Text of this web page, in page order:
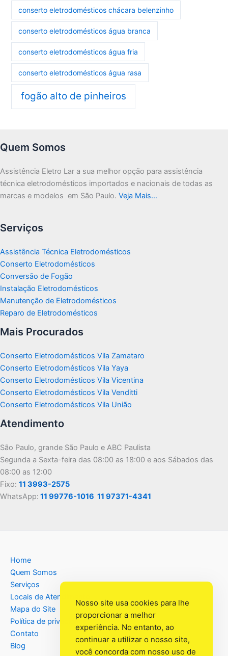
conserto eletrodomésticos chácara belenzinho
conserto eletrodomésticos água branca
conserto eletrodomésticos água fria
conserto eletrodomésticos água rasa
fogão alto de pinheiros
Quem Somos
Assistência Eletro Lar a sua melhor opção para assistência
técnica eletrodomésticos importados e nacionais de todas as
marcas e modelos em São Paulo. Veja Mais…
Serviços
Assistência Técnica Eletrodomésticos
Conserto Eletrodomésticos
Conversão de Fogão
Instalação Eletrodomésticos
Manutenção de Eletrodomésticos
Reparo de Eletrodomésticos
Mais Procurados
Conserto Eletrodomésticos Vila Zamataro
Conserto Eletrodomésticos Vila Yaya
Conserto Eletrodomésticos Vila Vicentina
Conserto Eletrodomésticos Vila Venditti
Conserto Eletrodomésticos Vila União
Atendimento
São Paulo, grande São Paulo e ABC Paulista
Segunda a Sexta-feira das 08:00 as 18:00 e aos Sábados das
08:00 as 12:00
Fixo: 11 3993-2575
WhatsApp: 11 99776-1016 11 97371-4341
Home
Quem Somos
Serviços
Locais de Atendimento
Mapa do Site
Política de privacidade
Contato
Blog
Nosso site usa cookies para lhe
proporcionar a melhor
experiência. No entanto, ao
continuar a utilizar o nosso site,
você concorda com nosso uso de